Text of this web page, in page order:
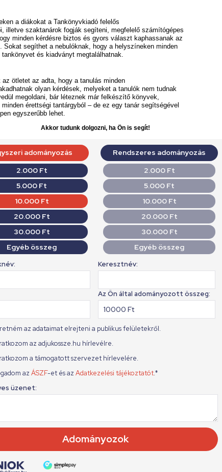
a diákokat a Tankönyvkiadó felelős
illetve szaktanárok fogják segíteni, megfelelő számítógépes
minden kérdésre biztos és gyors választ kaphassanak az
Sokat segíthet a nebulóknak, hogy a helyszíneken minden
és kiadványt megtalálhatnak.
az ötletet az adta, hogy a tanulás minden
olyan kérdések, melyeket a tanulók nem tudnak
megoldani, bár léteznek már felkészítő könyvek,
érettségi tantárgyból – de ez egy tanár segítségével
egyszerűbb lehet.
Akkor tudunk dolgozni, ha Ön is segít!